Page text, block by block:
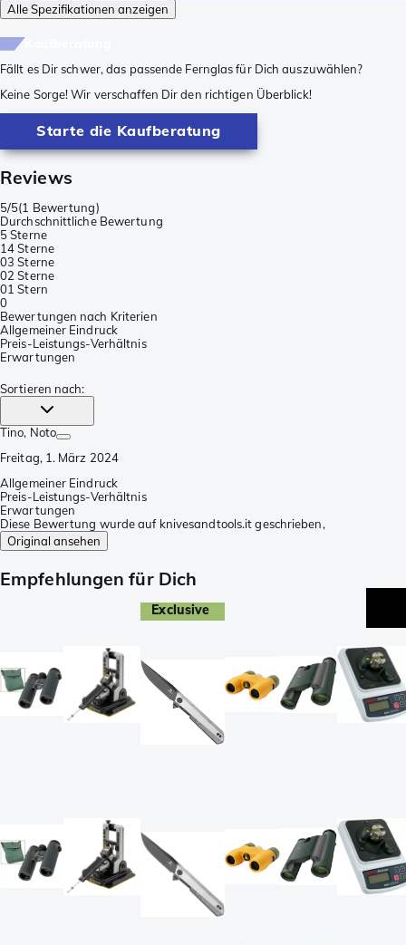
Alle Spezifikationen anzeigen
Fällt es Dir schwer, das passende Fernglas für Dich auszuwählen?
Keine Sorge! Wir verschaffen Dir den richtigen Überblick!
Starte die Kaufberatung
Reviews
5/5(1 Bewertung)
Durchschnittliche Bewertung
5 Sterne
14 Sterne
03 Sterne
02 Sterne
01 Stern
0
Bewertungen nach Kriterien
Allgemeiner Eindruck
Preis-Leistungs-Verhältnis
Erwartungen
Sortieren nach:
Tino, Noto
Freitag, 1. März 2024
Allgemeiner Eindruck
Preis-Leistungs-Verhältnis
Erwartungen
Diese Bewertung wurde auf knivesandtools.it geschrieben,
Original ansehen
Empfehlungen für Dich
Exclusive